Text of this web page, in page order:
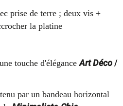
prise de terre ; deux vis +
la platine
touche d'éléganceArt Déco/
par un bandeau horizontal